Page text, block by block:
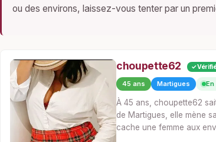
ou des environs, laissez-vous tenter par un
choupette62 ✓
45 ans Martigues
À 45 ans, choupette62
de Martigues, elle mène
cache une femme aux